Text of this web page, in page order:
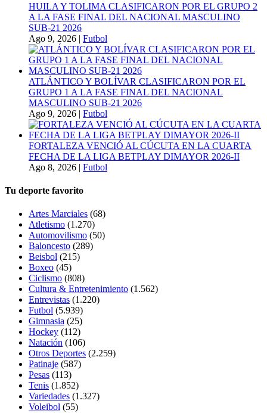
HUILA Y TOLIMA CLASIFICARON POR EL GRUPO 2
A LA FASE FINAL DEL NACIONAL MASCULINO
SUB-21 2026
Ago 9, 2026 | Futbol
ATLÁNTICO Y BOLÍVAR CLASIFICARON POR EL
GRUPO 1 A LA FASE FINAL DEL NACIONAL
MASCULINO SUB-21 2026
Ago 9, 2026 | Futbol
FORTALEZA VENCIÓ AL CÚCUTA EN LA CUARTA
FECHA DE LA LIGA BETPLAY DIMAYOR 2026-II
Ago 8, 2026 | Futbol
Tu deporte favorito
Artes Marciales (68)
Atletismo (1.270)
Automovilismo (50)
Baloncesto (289)
Beisbol (215)
Boxeo (45)
Ciclismo (808)
Cultura & Entretenimiento (1.562)
Entrevistas (1.220)
Futbol (5.939)
Gimnasia (25)
Hockey (112)
Natación (106)
Otros Deportes (2.259)
Patinaje (587)
Pesas (113)
Tenis (1.852)
Variedades (1.327)
Voleibol (55)